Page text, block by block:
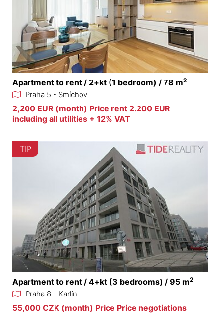
Apartment to rent / 2+kt (1 bedroom) / 78 m2
Praha 5 - Smíchov
2,200 EUR (month) Price rent 2.200 EUR
including all utilities + 12% VAT
TIP
Apartment to rent / 4+kt (3 bedrooms) / 95 m2
Praha 8 - Karlín
55,000 CZK (month) Price Price negotiations